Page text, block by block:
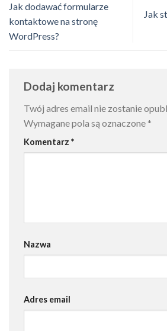
Jak dodawać formularze
kontaktowe na stronę
WordPress?
Jak
Dodaj komentarz
Twój adres email nie zostanie
Wymagane pola są oznaczone *
Komentarz *
Nazwa
Adres email